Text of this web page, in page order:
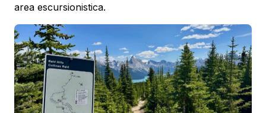
area escursionistica.